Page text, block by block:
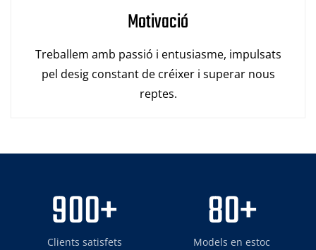
Motivació
Treballem amb passió i entusiasme, impulsats
pel desig constant de créixer i superar nous
reptes.
Clients satisfets
900+ Models en estoc
80+